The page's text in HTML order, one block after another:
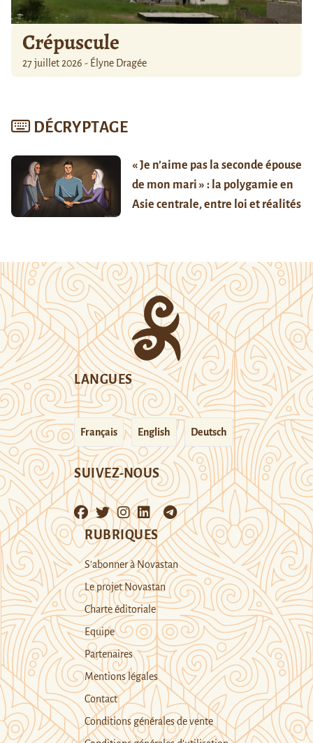
Crépuscule
27 juillet 2026 - Élyne Dragée
DÉCRYPTAGE
« Je n’aime pas la seconde épouse
de mon mari » : la polygamie en
Asie centrale, entre loi et réalités
LANGUES
Français English Deutsch
SUIVEZ-NOUS
RUBRIQUES
S’abonner à Novastan
Le projet Novastan
Charte éditoriale
Equipe
Partenaires
Mentions légales
Contact
Conditions générales de vente